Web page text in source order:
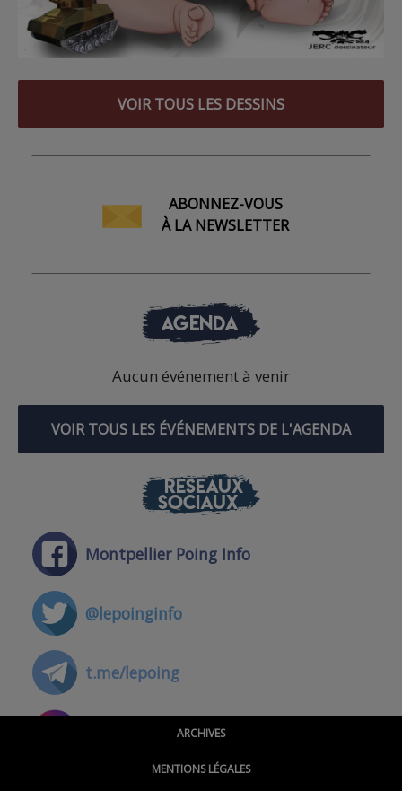
VOIR TOUS LES DESSINS
ABONNEZ-VOUS
À LA NEWSLETTER
AGENDA
Aucun événement à venir
VOIR TOUS LES ÉVÉNEMENTS DE L'AGENDA
RÉSEAUX
SOCIAUX
Montpellier Poing Info
@lepoinginfo
t.me/lepoing
@montpellierpoinginfo
ARCHIVES
MENTIONS LÉGALES